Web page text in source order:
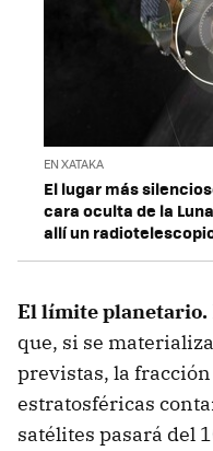
EN XATAKA
El lugar más
cara oculta de la
allí un
El límite planetario.
que, si se
previstas, la
estratosféricas
satélites pasará del